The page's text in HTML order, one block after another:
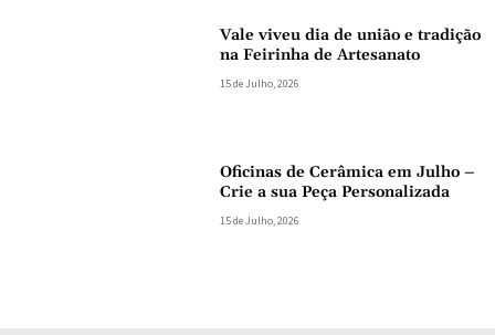
Vale viveu dia de união e tradição
na Feirinha de Artesanato
15 de Julho, 2026
Oficinas de Cerâmica em Julho –
Crie a sua Peça Personalizada
15 de Julho, 2026